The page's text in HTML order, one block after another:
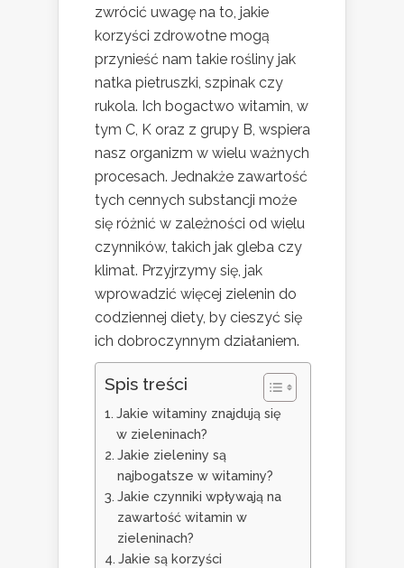
zwrócić uwagę na to, jakie
korzyści zdrowotne mogą
przynieść nam takie rośliny jak
natka pietruszki, szpinak czy
rukola. Ich bogactwo witamin, w
tym C, K oraz z grupy B, wspiera
nasz organizm w wielu ważnych
procesach. Jednakże zawartość
tych cennych substancji może
się różnić w zależności od wielu
czynników, takich jak gleba czy
klimat. Przyjrzymy się, jak
wprowadzić więcej zielenin do
codziennej diety, by cieszyć się
ich dobroczynnym działaniem.
Spis treści
Jakie witaminy znajdują się
w zieleninach?
Jakie zieleniny są
najbogatsze w witaminy?
Jakie czynniki wpływają na
zawartość witamin w
zieleninach?
Jakie są korzyści